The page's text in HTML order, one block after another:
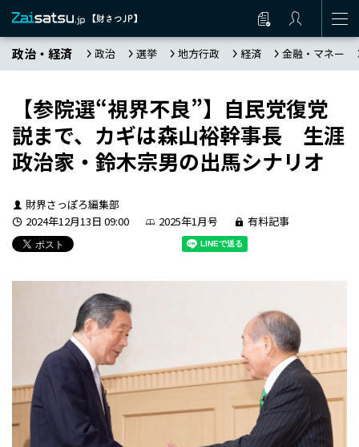
政治・経済 政治 選挙 地方行政 経済 金融・マネー
【参院選“視界不良”】自民党復党
説まで、カギは森山裕幹事長 生涯
政治家・鈴木宗男の出馬シナリオ
財界さっぽろ編集部
2024年12月13日 09:00
2025年1月号 有料記事